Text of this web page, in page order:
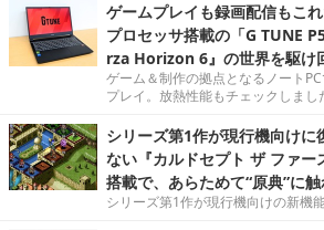
ゲームプレイも録画配信もこ
プロセッサ搭載の「G TUNE
rza Horizon 6』の世界を駆け
ゲーム＆制作の拠点となるノート
プレイ。放熱性能もチェックしまし
シリーズ第1作が現行機向けに
ない『カルドセプト ザ ファー
搭載で、あらためて“原典”に
シリーズ第1作が現行機向けの新機